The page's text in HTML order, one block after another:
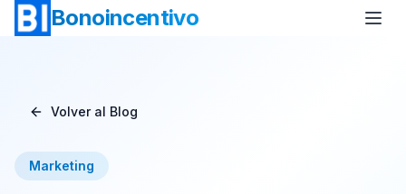
Bonoincentivo
Bono Vuelo
Volver al Blog
Marketing